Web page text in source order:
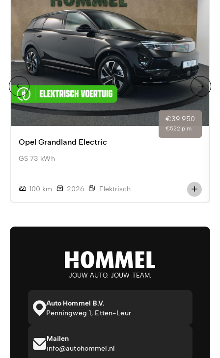
€39.950
€522 p.m.
Opel Grandland Electric
GS 73 kWh
100 km 2026 Elektrisch
JOUW AUTO. JOUW TEAM.
Auto Hommel B.V.
Penningweg 1, Etten-Leur
Mailen
info@autohommel.nl